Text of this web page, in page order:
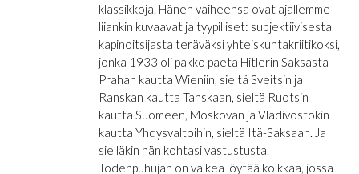
klassikkoja. Hänen vaiheensa ovat ajallemme
liiankin kuvaavat ja tyypilliset: subjektiivisesta
kapinoitsijasta teräväksi yhteiskuntakriitikoksi,
jonka 1933 oli pakko paeta Hitlerin Saksasta
Prahan kautta Wieniin, sieltä Sveitsin ja
Ranskan kautta Tanskaan, sieltä Ruotsin
kautta Suomeen, Moskovan ja Vladivostokin
kautta Yhdysvaltoihin, sieltä Itä-Saksaan. Ja
sielläkin hän kohtasi vastustusta.
Todenpuhujan on vaikea löytää kolkkaa, jossa